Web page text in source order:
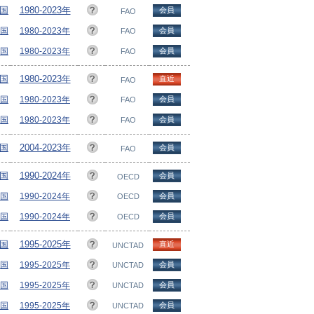
1980-2023年 FAO 会員
1980-2023年 FAO 会員
1980-2023年 FAO 会員
1980-2023年 FAO 直近
1980-2023年 FAO 会員
1980-2023年 FAO 会員
2004-2023年 FAO 会員
1990-2024年 OECD 会員
1990-2024年 OECD 会員
1990-2024年 OECD 会員
1995-2025年 UNCTAD 直近
1995-2025年 UNCTAD 会員
1995-2025年 UNCTAD 会員
1995-2025年 UNCTAD 会員